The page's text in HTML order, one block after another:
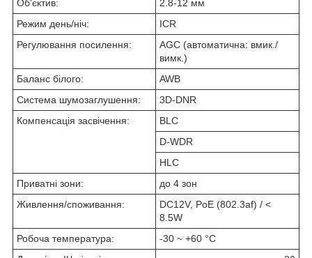
Об'єктив:
2.8-12 мм
Режим день/ніч:
ICR
Регулювання посилення:
AGC (автоматична: вмик./
вимк.)
Баланс білого:
AWB
Система шумозаглушення:
3D-DNR
Компенсація засвічення:
BLC
D-WDR
HLC
Приватні зони:
до 4 зон
Живлення/споживання:
DC12V, PoE (802.3af) / <
8.5W
Робоча температура:
-30 ~ +60 °C